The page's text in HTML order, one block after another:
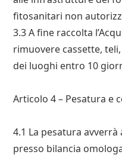
fitosanitari non
3.3 A fine raccolta
rimuovere cassette,
dei luoghi entro 10
Articolo 4 – Pesatura e
4.1 La pesatura avverrà
presso bilancia